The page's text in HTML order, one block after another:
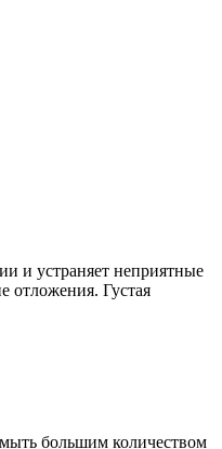
и устраняет неприятные
отложения. Густая
большим количеством